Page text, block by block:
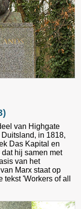
van Highgate
in 1818,
Das Kapital en
hij samen met
van het
Marx staat op
'Workers of all